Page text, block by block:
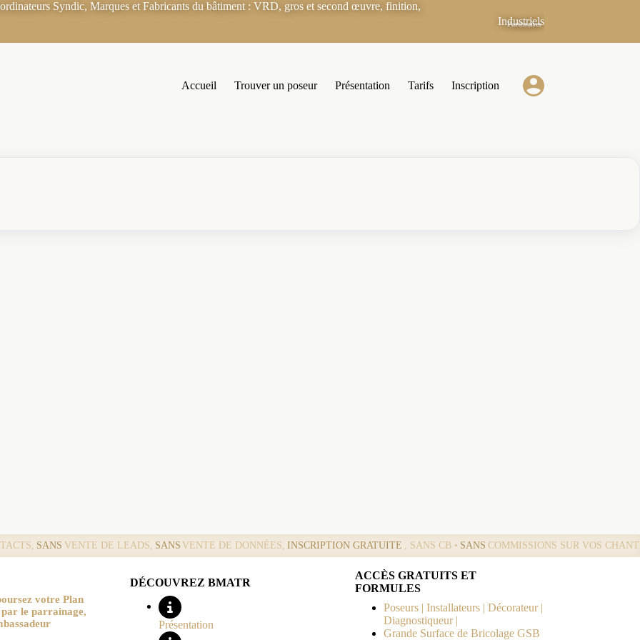
Syndic, Marques et Fabricants du bâtiment : VRD, gros et second œuvre, finition,
Industriels
Partenaires
Accueil Trouver un poseur Présentation Tarifs Inscription
SANS VENTE DE LEADS, SANS VENTE DE DONNÉES, INSCRIPTION GRATUITE , SANS CB • SANS COMMISSIONS SUR VOS
votre Plan
le parrainage,
DÉCOUVREZ BMATR
Présentation
ACCÈS GRATUITS ET
FORMULES
Poseurs | Installateurs | Décorateur |
Diagnostiqueur |
Grande Surface de Bricolage GSB